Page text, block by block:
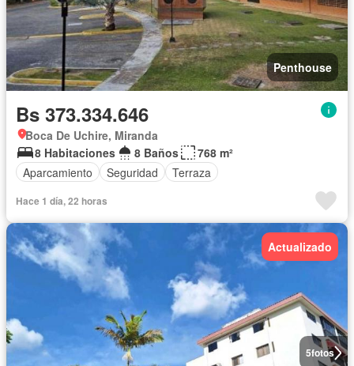
Penthouse
Bs 373.334.646
Boca De Uchire, Miranda
8 Habitaciones
8 Baños
768 m²
Aparcamiento
Seguridad Terraza
Hace 1 día, 22 horas
5fotos
Actualizado